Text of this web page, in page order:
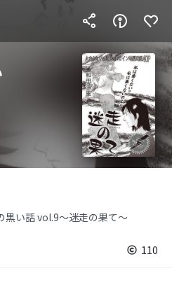
黒い話 vol.9～迷走の果て～
110